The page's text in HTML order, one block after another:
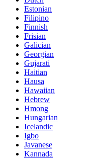
Estonian
Filipino
Finnish
Frisian
Galician
Georgian
Gujarati
Haitian
Hausa
Hawaiian
Hebrew
Hmong
Hungarian
Icelandic
Igbo
Javanese
Kannada